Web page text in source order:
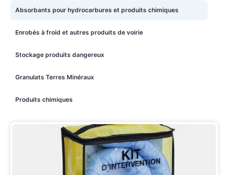
Absorbants pour hydrocarbures et produits chimiques
Enrobés à froid et autres produits de voirie
Stockage produits dangereux
Granulats Terres Minéraux
Produits chimiques